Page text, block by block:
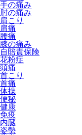
手の痛み
肘の痛み
肩こり
肩痛
腰痛
膝の痛み
自賠責保険
花粉症
頭痛
首こり
首痛
体操
便秘
健康
免疫
内臓
姿勢